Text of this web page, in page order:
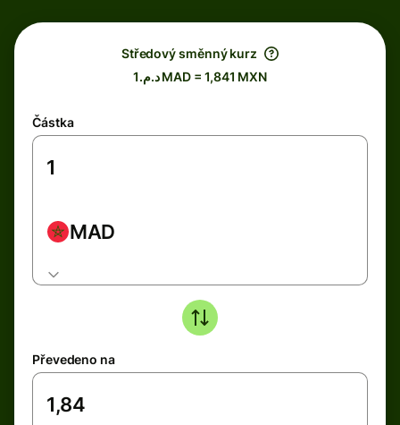
Středový směnný kurz
د.م.1 MAD = 1,841 MXN
Částka
MAD
Převedeno na